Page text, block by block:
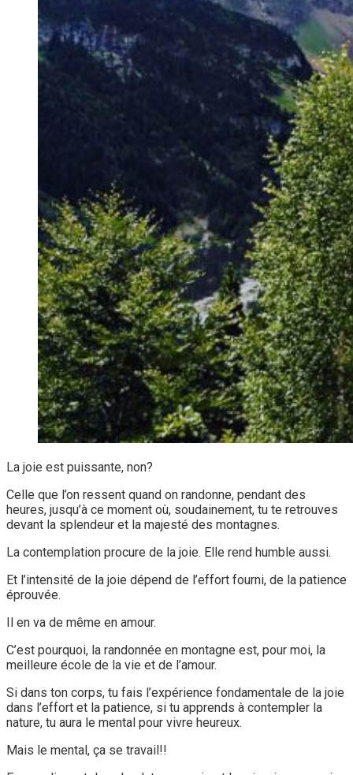
La joie est puissante, non?
Celle que l’on ressent quand on randonne, pendant des
heures, jusqu’à ce moment où, soudainement, tu te retrouves
devant la splendeur et la majesté des montagnes.
La contemplation procure de la joie. Elle rend humble aussi.
Et l’intensité de la joie dépend de l’effort fourni, de la patience
éprouvée.
Il en va de même en amour.
C’est pourquoi, la randonnée en montagne est, pour moi, la
meilleure école de la vie et de l’amour.
Si dans ton corps, tu fais l’expérience fondamentale de la joie
dans l’effort et la patience, si tu apprends à contempler la
nature, tu aura le mental pour vivre heureux.
Mais le mental, ça se travail!!